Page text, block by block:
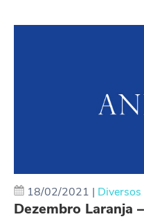
18/02/2021 | Diversos
Dezembro Laranja